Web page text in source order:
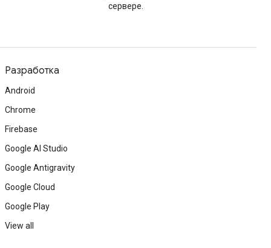
сервере.
Разработка
Android
Chrome
Firebase
Google AI Studio
Google Antigravity
Google Cloud
Google Play
View all